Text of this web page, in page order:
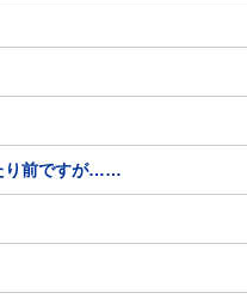
り前ですが……